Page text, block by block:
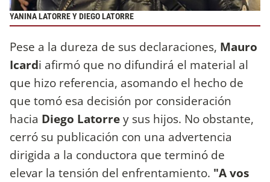
YANINA LATORRE Y DIEGO LATORRE
Pese a la dureza de sus declaraciones, Mauro
Icardi afirmó que no difundirá el material al
que hizo referencia, asomando el hecho de
que tomó esa decisión por consideración
hacia Diego Latorrey sus hijos. No obstante,
cerró su publicación con una advertencia
dirigida a la conductora que terminó de
elevar la tensión del enfrentamiento. "A vos